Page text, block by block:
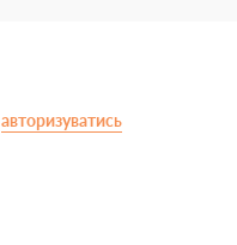
авторизуватись